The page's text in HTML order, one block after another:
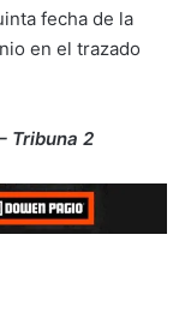
fecha de la
en el trazado
Tribuna 2